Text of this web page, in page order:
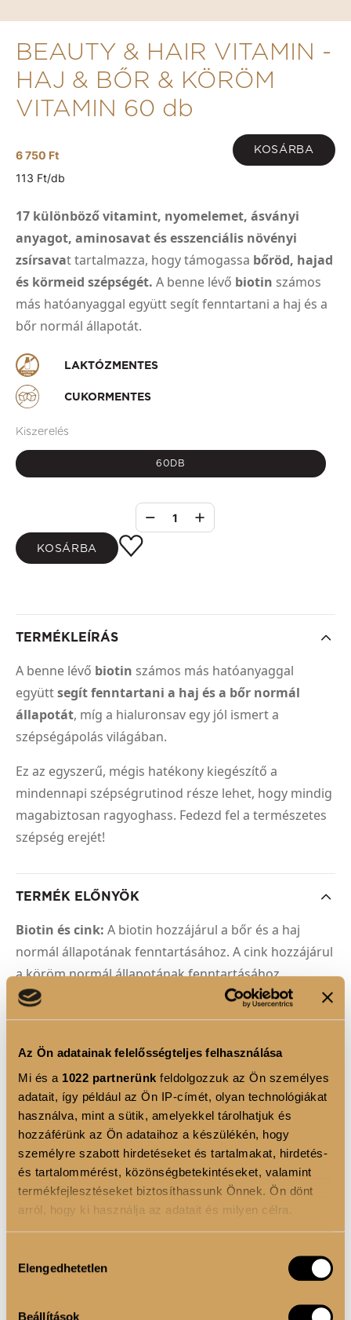
Az Ön adatainak felelősségteljes felhasználása
Mi és a 1022 partnerünk feldolgozzuk az Ön személyes
adatait, így például az Ön IP-címét, olyan technológiákat
használva, mint a sütik, amelyekkel tárolhatjuk és
hozzáférünk az Ön adataihoz a készülékén, hogy
személyre szabott hirdetéseket és tartalmakat, hirdetés-
és tartalommérést, közönségbetekintéseket, valamint
termékfejlesztéseket biztosíthassunk Önnek. Ön dönt
arról, hogy ki használja az adatait és milyen célra.
Információgyűjtés az Ön földrajzi elhelyezkedéséről
Az Ön készülékén beazonosítása annak konkrét
kiválasztása
Elengedhetetlen
Beállítások
BEAUTY & HAIR VITAMIN -
HAJ & BŐR & KÖRÖM
VITAMIN 60 db
6 750 Ft KOSÁRBA
113 Ft/db
17 különböző vitamint, nyomelemet, ásványi
anyagot, aminosavat és esszenciális növényi
zsírsavat tartalmazza, hogy támogassa bőröd, hajad
és körmeid szépségét. A benne lévő biotin számos
más hatóanyaggal együtt segít fenntartani a haj és a
bőr normál állapotát.
LAKTÓZMENTES
CUKORMENTES
Kiszerelés
60DB
1
KOSÁRBA
TERMÉKLEÍRÁS
A benne lévő biotin számos más hatóanyaggal
együttsegít fenntartani a haj és a bőr normál
állapotát, míg a hialuronsav egy jól ismert a
szépségápolás világában.
Ez az egyszerű, mégis hatékony kiegészítő a
mindennapi szépségrutinod része lehet, hogy mindig
magabiztosan ragyoghass. Fedezd fel a természetes
szépség erejét!
TERMÉK ELŐNYÖK
Biotin és cink: A biotin hozzájárul a bőr és a haj
normál állapotának fenntartásához. A cink hozzájárul
a köröm normál állapotának fenntartásához.
Hialuronsav:
Bőrünk és ízületeink természetes
alkotóeleme, mely elsősorban vízmegkötő
Lenmagolaj:Az esszenciális növényi omega-3 és
omega-6 zsírsavak, valamint a lignánok természetes
forrása.
FELHASZNÁLÁSI JAVASLAT
Napi 2 kapszula a nap folyamán bármikor, egy pohár
ÖSSZETEVŐK